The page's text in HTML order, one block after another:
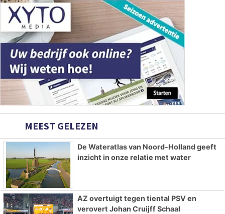
MEEST GELEZEN
De Wateratlas van Noord-Holland geeft
inzicht in onze relatie met water
AZ overtuigt tegen tiental PSV en
verovert Johan Cruijff Schaal